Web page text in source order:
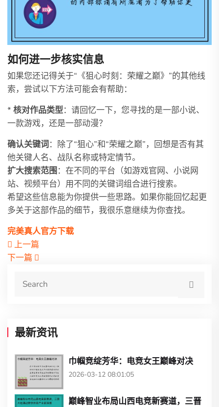
如何进一步核实信息
如果您还记得关于“《狙心时刻：荣耀之巅》”的其他线
索，尝试以下方法可能会有帮助：
* 核对作品类型：请回忆一下，您寻找的是一部小说、
一款游戏，还是一部动漫？
确认关键词 ：除了“狙心”和“荣耀之巅”，回想是否有其
他关键人名、战队名称或特定情节。
扩大搜索范围 ：在不同的平台（如游戏官网、小说网
站、视频平台）用不同的关键词组合进行搜索。
希望这些信息能为你提供一些思路。如果你能回忆起更
多关于这部作品的细节，我很乐意继续为你查找。
完美真人官方下载
上一篇
下一篇
最新资讯
巾帼竞绽芳华：电竞女王巅峰对决
2026-03-12 08:01:05
巅峰智业布局山西电竞新赛道，三晋